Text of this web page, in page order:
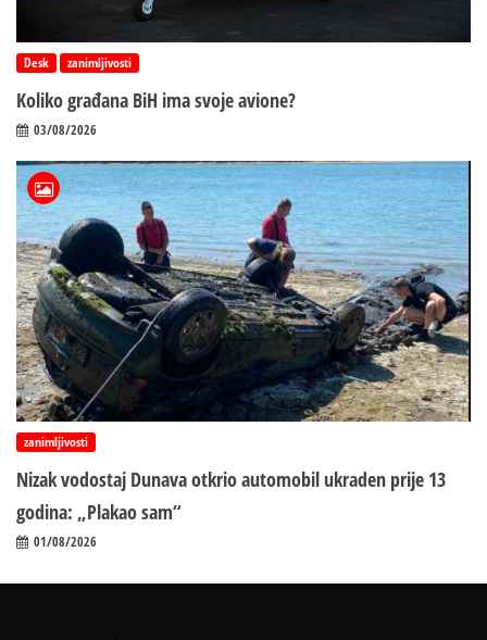
Desk zanimljivosti
Koliko građana BiH ima svoje avione?
03/08/2026
zanimljivosti
Nizak vodostaj Dunava otkrio automobil ukraden prije 13
godina: „Plakao sam“
01/08/2026